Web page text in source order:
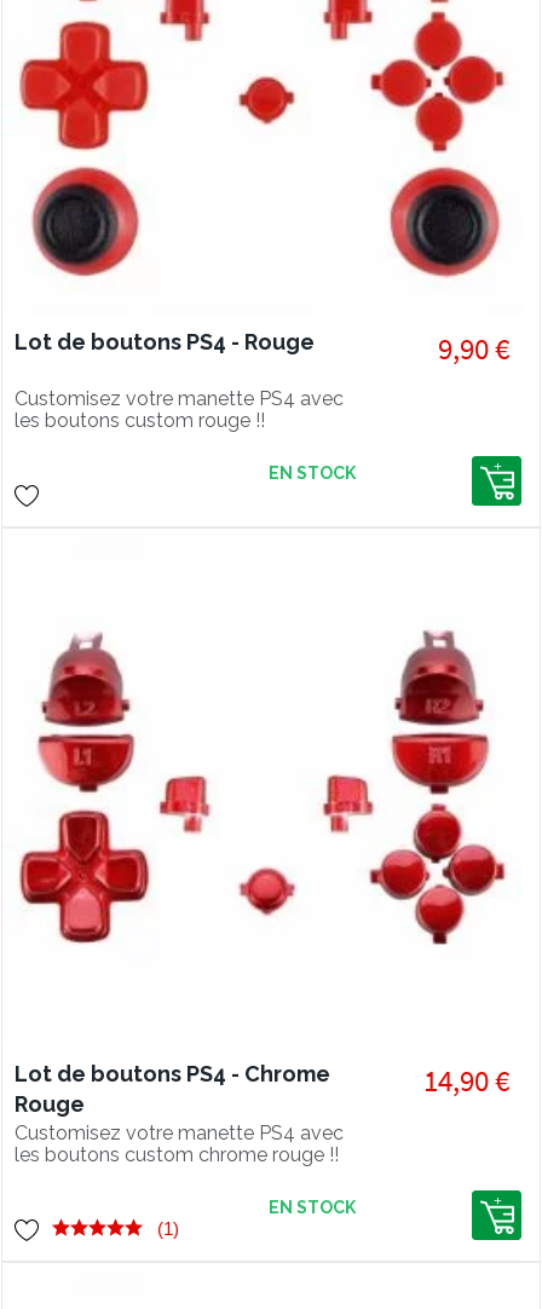
Lot de boutons PS4 - Rouge
Customisez votre manette PS4 avec
les boutons custom rouge !!
9,90 €
EN STOCK
Lot de boutons PS4 - Chrome
Rouge
Customisez votre manette PS4 avec
les boutons custom chrome rouge !!
14,90 €
(1)
EN STOCK